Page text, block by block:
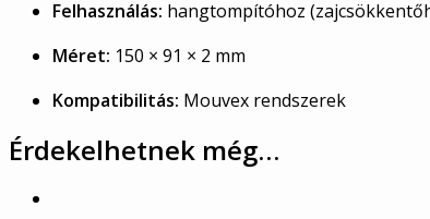
Felhasználás: hangtompítóhoz
Méret: 150 × 91 × 2 mm
Kompatibilitás: Mouvex rendszerek
Érdekelhetnek még…